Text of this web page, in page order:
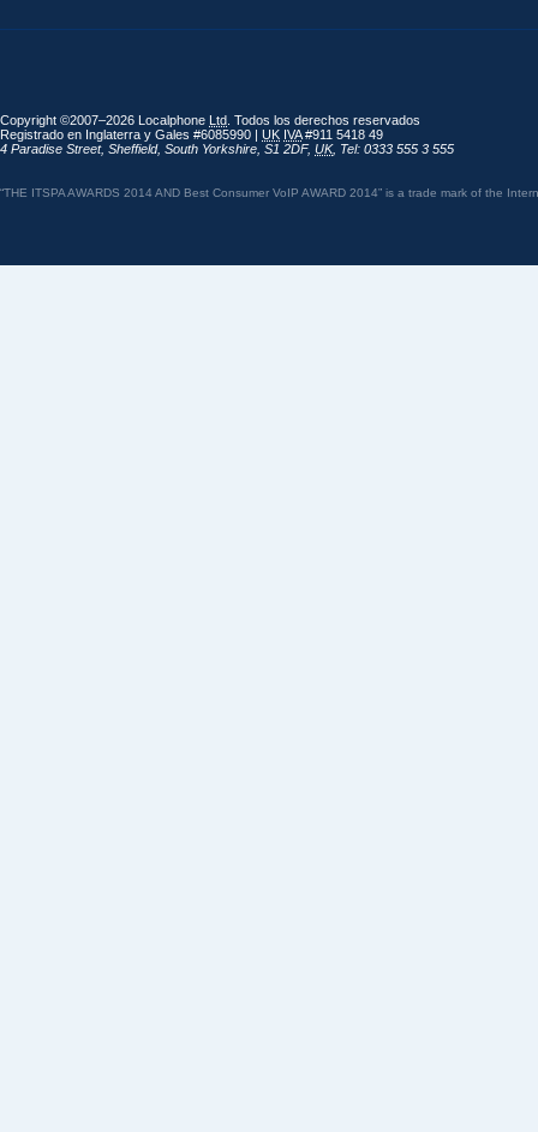
Copyright ©2007–2026 Localphone Ltd . Todos los derechos reservados
Registrado en Inglaterra y Gales #6085990 | UK IVA#911 5418 49
4 Paradise Street, Sheffield, South Yorkshire S1 2DF, UK, Tel: 0333 555 3 555
“THE ITSPA AWARDS 2014 AND Best Consumer VoIP AWARD 2014” is a trade mark of the